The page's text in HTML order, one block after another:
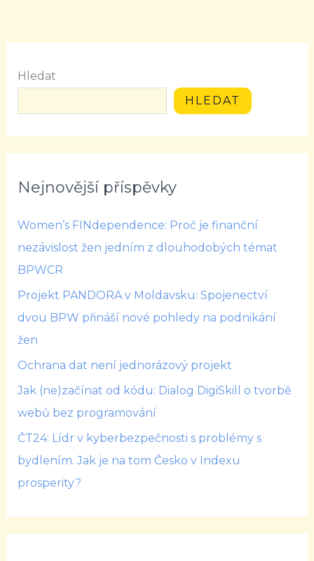
Hledat
HLEDAT
Nejnovější příspěvky
Women’s FINdependence: Proč je finanční
nezávislost žen jedním z dlouhodobých témat
BPWCR
Projekt PANDORA v Moldavsku: Spojenectví
dvou BPW přináší nové pohledy na podnikání
žen
Ochrana dat není jednorázový projekt
Jak (ne)začínat od kódu: Dialog DigiSkill o tvorbě
webů bez programování
ČT24: Lídr v kyberbezpečnosti s problémy s
bydlením. Jak je na tom Česko v Indexu
prosperity?